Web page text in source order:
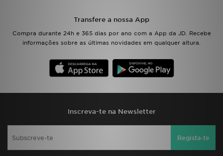
Transfere a nossa App
Compra durante 24h e 365 dias por ano com a App da JD. Recebe
informações sobre as últimas novidades em qualquer altura.
Inscreva-te na Newsletter
Regista-te
BLOG
ESTADO DO TEU PEDIDO
ATENÇÃO AO CLIENTE
FAZ DOWNLOAD DA APP